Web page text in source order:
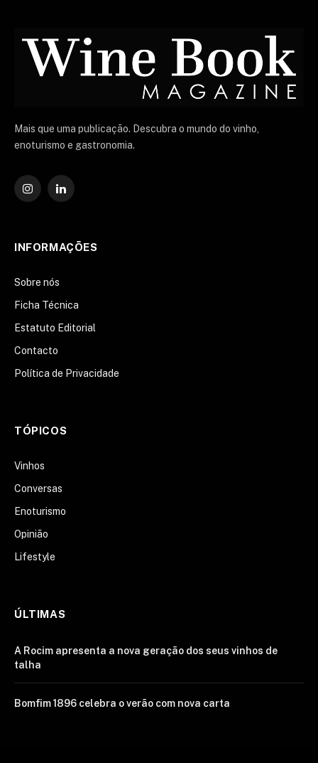
Mais que uma publicação. Descubra o mundo do vinho,
enoturismo e gastronomia.
Instagram
O
INFORMAÇÕES
Sobre nós
Ficha Técnica
Estatuto Editorial
Contacto
Política de Privacidade
TÓPICOS
Vinhos
Conversas
Enoturismo
Opinião
Lifestyle
ÚLTIMAS
A Rocim apresenta a nova geração dos seus vinhos de
talha
Bomfim 1896 celebra o verão com nova carta